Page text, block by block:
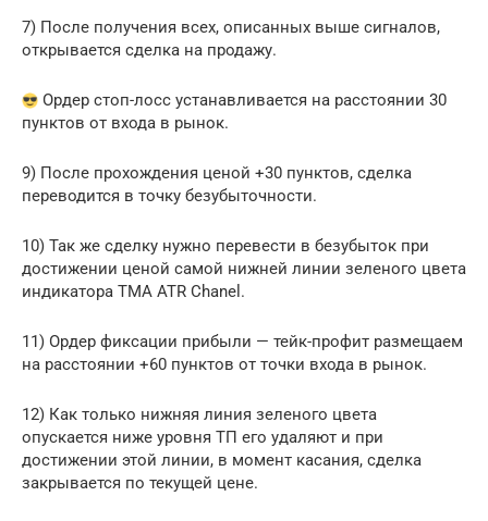
7) После получения всех, описанных выше сигналов,
открывается сделка на продажу.
Ордер стоп-лосс устанавливается на расстоянии 30
пунктов от входа в рынок.
9) После прохождения ценой +30 пунктов, сделка
переводится в точку безубыточности.
10) Так же сделку нужно перевести в безубыток при
достижении ценой самой нижней линии зеленого цвета
индикатора TMA ATR Chanel.
11) Ордер фиксации прибыли — тейк-профит размещаем
на расстоянии +60 пунктов от точки входа в рынок.
12) Как только нижняя линия зеленого цвета
опускается ниже уровня ТП его удаляют и при
достижении этой линии, в момент касания, сделка
закрывается по текущей цене.